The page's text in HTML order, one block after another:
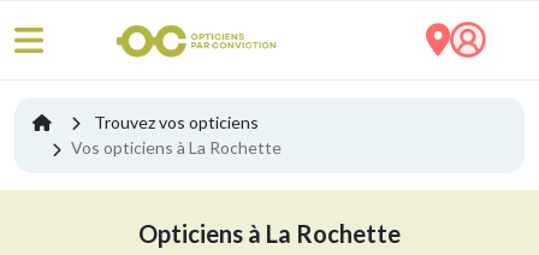
Trouvez vos opticiens
Vos opticiens à La Rochette
Opticiens à La Rochette